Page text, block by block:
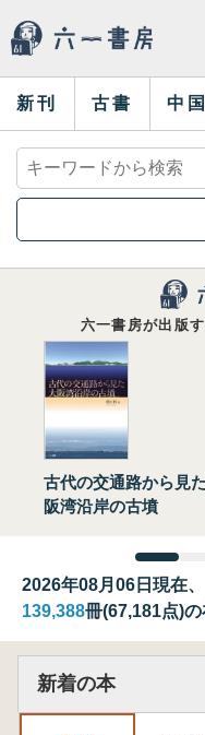
新刊 古書 中
六一書房が出版
古代の交通路から見
阪湾沿岸の古墳
2026年08月06日現在、
139,388冊(67,181点)
新着の本